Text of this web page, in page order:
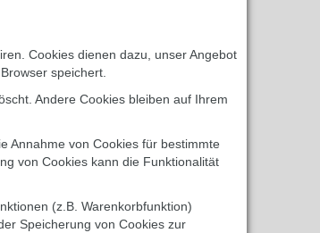
Cookies dienen dazu, unser Angebot
speichert.
Andere Cookies bleiben auf Ihrem
Annahme von Cookies für bestimmte
von Cookies kann die Funktionalität
(z.B. Warenkorbfunktion)
Speicherung von Cookies zur